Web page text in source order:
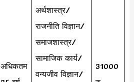
अधिकतम
अर्थशास्त्र/
राजनीति विज्ञान/
समाजशास्त्र/
सामाजिक कार्य/
वन्यजीव विज्ञान/
31000